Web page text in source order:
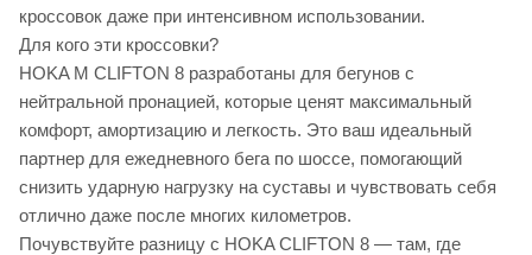
кроссовок даже при интенсивном использовании.
Для кого эти кроссовки?
HOKA M CLIFTON 8 разработаны для бегунов с
нейтральной пронацией, которые ценят максимальный
комфорт, амортизацию и легкость. Это ваш идеальный
партнер для ежедневного бега по шоссе, помогающий
снизить ударную нагрузку на суставы и чувствовать себя
отлично даже после многих километров.
Почувствуйте разницу с HOKA CLIFTON 8 — там, где